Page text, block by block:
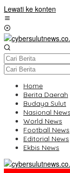
Lewati ke konten
Home
Berita Daerah
Budaya Sulut
Nasional News
World News
Football News
Editorial News
Ekbis News